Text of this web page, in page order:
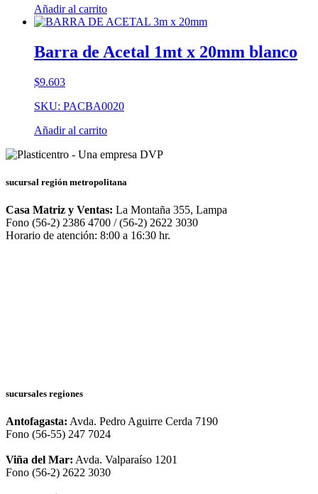
Añadir al carrito
Barra de Acetal 1mt x 20mm blanco
$9.603
SKU: PACBA0020
Añadir al carrito
sucursal región metropolitana
Casa Matriz y Ventas: La Montaña 355, Lampa
Fono (56-2) 2386 4700 / (56-2) 2622 3030
Horario de atención: 8:00 a 16:30 hr.
sucursales regiones
Antofagasta: Avda. Pedro Aguirre Cerda 7190
Fono (56-55) 247 7024
Viña del Mar: Avda. Valparaíso 1201
Fono (56-2) 2622 3030